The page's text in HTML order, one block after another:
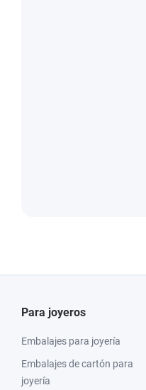
Para joyeros
Embalajes para joyería
Embalajes de cartón para
joyería